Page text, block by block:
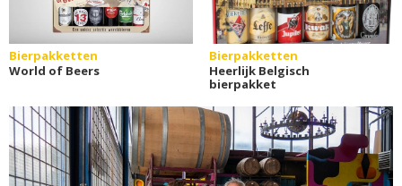
Bierpakketten
World of Beers
Bierpakketten
Heerlijk Belgisch
bierpakket